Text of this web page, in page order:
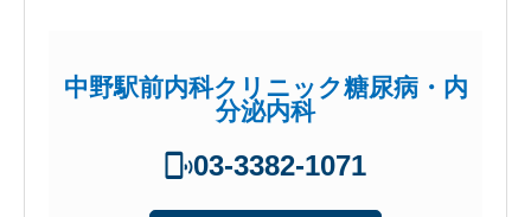
中野駅前内科クリニック糖尿病・内
分泌内科
03-3382-1071